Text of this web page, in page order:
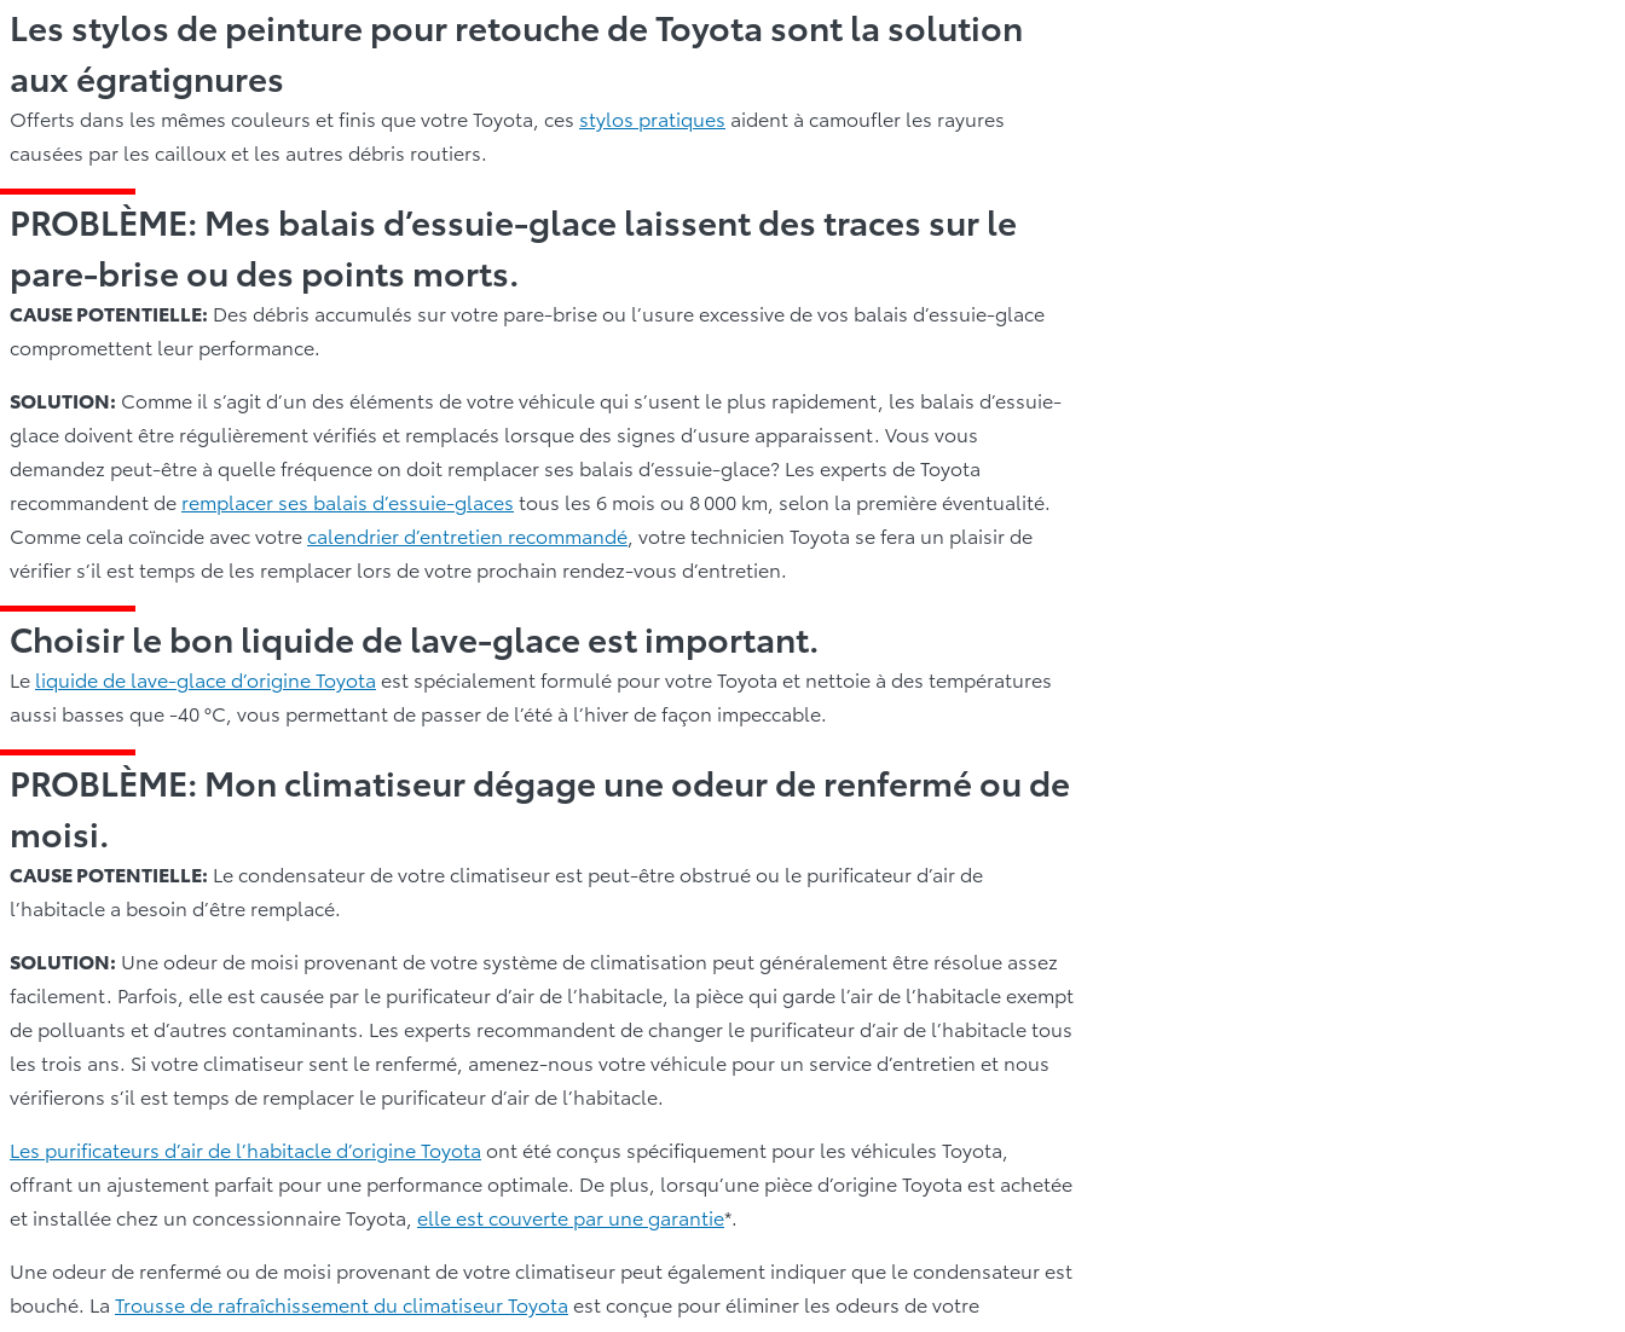
Les stylos de peinture pour retouche de Toyota sont la solution
aux égratignures
Offerts dans les mêmes couleurs et finis que votre Toyota, ces stylos pratiques aident à camoufler les rayures
causées par les cailloux et les autres débris routiers.
PROBLÈME: Mes balais d’essuie-glace laissent des traces sur le
pare-brise ou des points morts.
CAUSE POTENTIELLE: Des débris accumulés sur votre pare-brise ou l’usure excessive de vos balais d’essuie-glace
compromettent leur performance.
SOLUTION: Comme il s’agit d’un des éléments de votre véhicule qui s’usent le plus rapidement, les balais d’essuie-
glace doivent être régulièrement vérifiés et remplacés lorsque des signes d’usure apparaissent. Vous vous
demandez peut-être à quelle fréquence on doit remplacer ses balais d’essuie-glace? Les experts de Toyota
recommandent de remplacer ses balais d’essuie-glaces tous les 6 mois ou 8 000 km, selon la première éventualité.
Comme cela coïncide avec votrecalendrier d’entretien recommandé , votre technicien Toyota se fera un plaisir de
vérifier s’il est temps de les remplacer lors de votre prochain rendez-vous d’entretien.
Choisir le bon liquide de lave-glace est important.
Le liquide de lave-glace d’origine Toyota est spécialement formulé pour votre Toyota et nettoie à des températures
aussi basses que -40 °C, vous permettant de passer de l’été à l’hiver de façon impeccable.
PROBLÈME: Mon climatiseur dégage une odeur de renfermé ou de
moisi.
CAUSE POTENTIELLE: Le condensateur de votre climatiseur est peut-être obstrué ou le purificateur d’air de
l’habitacle a besoin d’être remplacé.
SOLUTION: Une odeur de moisi provenant de votre système de climatisation peut généralement être résolue assez
facilement. Parfois, elle est causée par le purificateur d’air de l’habitacle, la pièce qui garde l’air de l’habitacle exempt
de polluants et d’autres contaminants. Les experts recommandent de changer le purificateur d’air de l’habitacle tous
les trois ans. Si votre climatiseur sent le renfermé, amenez-nous votre véhicule pour un service d’entretien et nous
vérifierons s’il est temps de remplacer le purificateur d’air de l’habitacle.
Les purificateurs d’air de l’habitacle d’origine Toyota ont été conçus spécifiquement pour les véhicules Toyota,
offrant un ajustement parfait pour une performance optimale. De plus, lorsqu’une pièce d’origine Toyota est achetée
et installée chez un concessionnaire Toyota, elle est couverte par une garantie*.
Une odeur de renfermé ou de moisi provenant de votre climatiseur peut également indiquer que le condensateur est
bouché. La Trousse de rafraîchissement du climatiseur Toyota est conçue pour éliminer les odeurs de votre